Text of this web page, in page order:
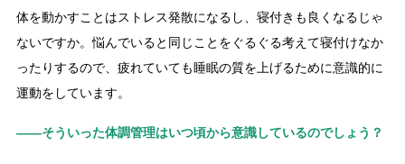
体を動かすことはストレス発散になるし、寝付きも良くなるじゃ
ないですか。悩んでいると同じことをぐるぐる考えて寝付けなか
ったりするので、疲れていても睡眠の質を上げるために意識的に
運動をしています。
――そういった体調管理はいつ頃から意識しているのでしょう？